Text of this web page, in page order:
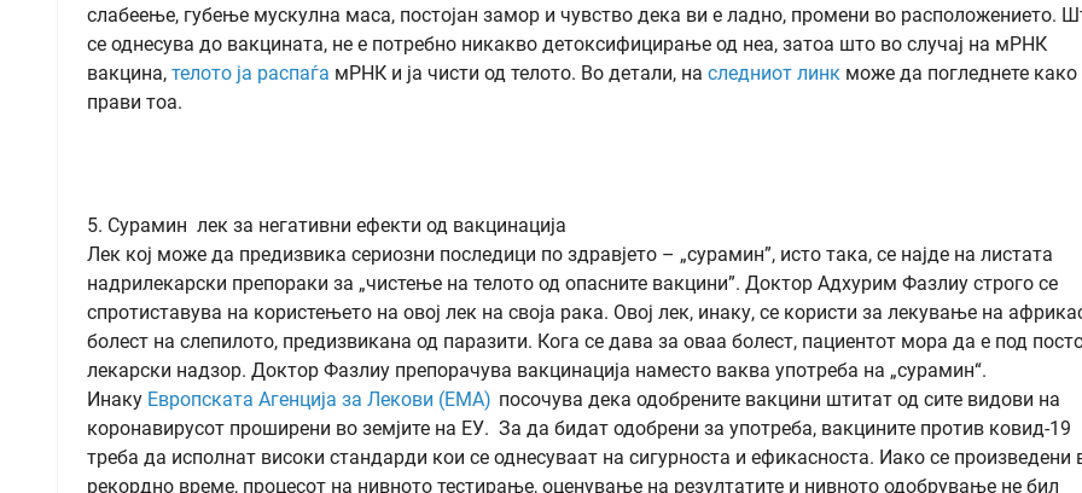
слабеење, губење мускулна маса, постојан замор и чувство дека ви е ладно, промени во расположението.
се однесува до вакцината, не е потребно никакво детоксифицирање од неа, затоа што во случај на мРНК
вакцина, телото ја распаѓа мРНК и ја чисти од телото. Во детали, на следниот линк може да погледнете како
прави тоа.
5. Сурамин лек за негативни ефекти од вакцинација
Лек кој може да предизвика сериозни последици по здравјето – „сурамин”, исто така, се најде на листата
надрилекарски препораки за „чистење на телото од опасните вакцини”. Доктор Адхурим Фазлиу строго се
спротиставува на користењето на овој лек на своја рака. Овој лек, инаку, се користи за лекување на
болест на слепилото, предизвикана од паразити. Кога се дава за оваа болест, пациентот мора да е под
лекарски надзор. Доктор Фазлиу препорачува вакцинација наместо ваква употреба на „сурамин“.
Инаку Европската Агенција за Лекови (EMA) посочува дека одобрените вакцини штитат од сите видови на
коронавирусот проширени во земјите на ЕУ. За да бидат одобрени за употреба, вакцините против ковид-19
треба да исполнат високи стандарди кои се однесуваат на сигурноста и ефикасноста. Иако се произведени
рекордно време, процесот на нивното тестирање, оценување на резултатите и нивното одобрување не бил